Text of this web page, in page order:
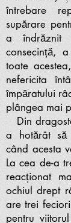
întrebare
supărare
a
consecință,
toate
nefericita
împăratului
plângea mai
Din
a hotărât să
când acesta
La cea de-a
reacționat
ochiul drept
are trei
pentru